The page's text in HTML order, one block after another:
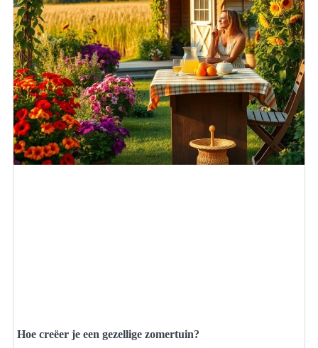
Hoe creëer je een gezellige zomertuin?